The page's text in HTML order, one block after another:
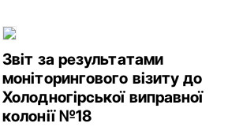
Звіт за результатами
моніторингового візиту до
Холодногірської виправної
колонії №18